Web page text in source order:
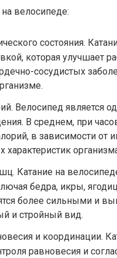
велосипеде:
состояния.
которая улучшает
сосудистых
Велосипед является
В среднем, при
в зависимости от
характеристик
Катание на
бедра, икры,
более сильными и
и стройный вид.
и координации.
равновесия и